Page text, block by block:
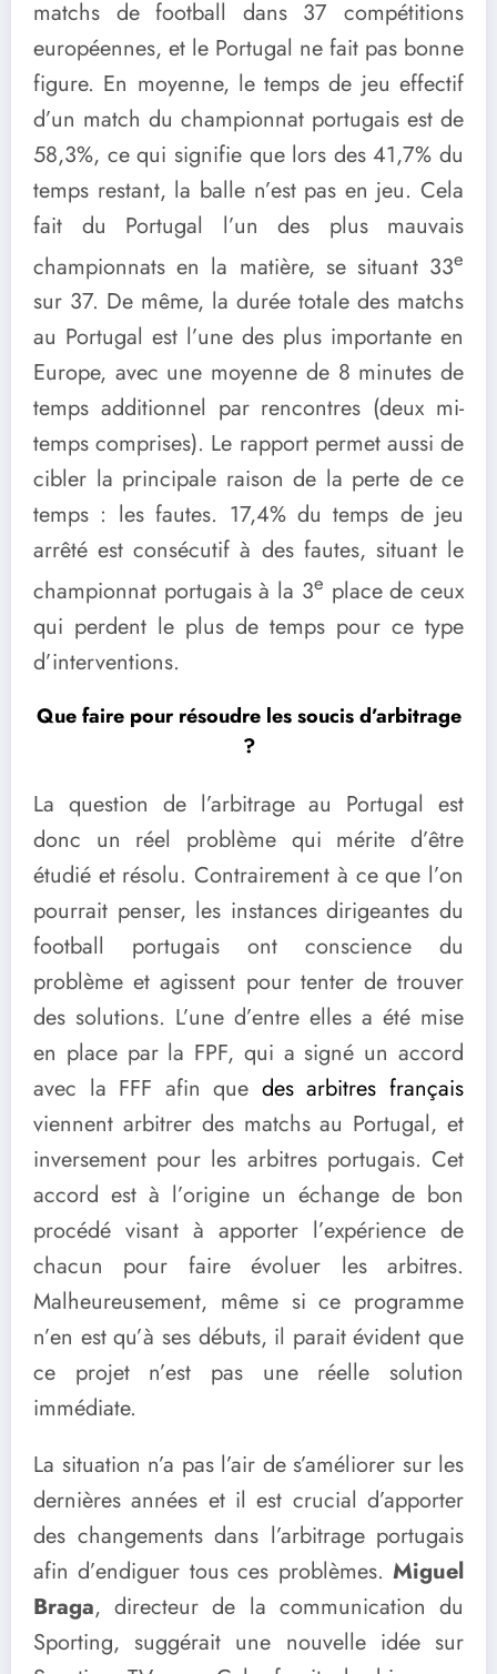
matchs de football dans 37 compétitions
européennes, et le Portugal ne fait pas bonne
figure. En moyenne, le temps de jeu effectif
d’un match du championnat portugais est de
58,3%, ce qui signifie que lors des 41,7% du
temps restant, la balle n’est pas en jeu. Cela
fait du Portugal l’un des plus mauvais
championnats en la matière, se situant 33e
sur 37. De même, la durée totale des matchs
au Portugal est l’une des plus importante en
Europe, avec une moyenne de 8 minutes de
temps additionnel par rencontres (deux mi-
temps comprises). Le rapport permet aussi de
cibler la principale raison de la perte de ce
temps : les fautes. 17,4% du temps de jeu
arrêté est consécutif à des fautes, situant le
championnat portugais à la 3e place de ceux
qui perdent le plus de temps pour ce type
d’interventions.
Que faire pour résoudre les soucis d’arbitrage
?
La question de l’arbitrage au Portugal est
donc un réel problème qui mérite d’être
étudié et résolu. Contrairement à ce que l’on
pourrait penser, les instances dirigeantes du
football portugais ont conscience du
problème et agissent pour tenter de trouver
des solutions. L’une d’entre elles a été mise
en place par la FPF, qui a signé un accord
avec la FFF afin que des arbitres français
viennent arbitrer des matchs au Portugal, et
inversement pour les arbitres portugais. Cet
accord est à l’origine un échange de bon
procédé visant à apporter l’expérience de
chacun pour faire évoluer les arbitres.
Malheureusement, même si ce programme
n’en est qu’à ses débuts, il parait évident que
ce projet n’est pas une réelle solution
immédiate.
La situation n’a pas l’air de s’améliorer sur les
dernières années et il est crucial d’apporter
des changements dans l’arbitrage portugais
afin d’endiguer tous ces problèmes. Miguel
Braga, directeur de la communication du
Sporting, suggérait une nouvelle idée sur